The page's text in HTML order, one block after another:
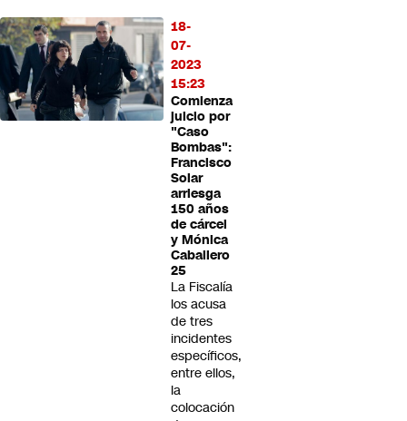
18-
07-
2023
15:23
Comienza
juicio por
"Caso
Bombas":
Francisco
Solar
arriesga
150 años
de cárcel
y Mónica
Caballero
25
La Fiscalía
los acusa
de tres
incidentes
específicos,
entre ellos,
la
colocación